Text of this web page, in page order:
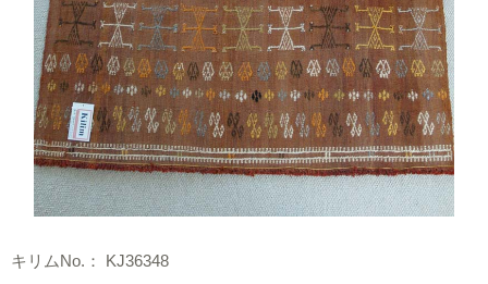
キリムNo.： KJ36348